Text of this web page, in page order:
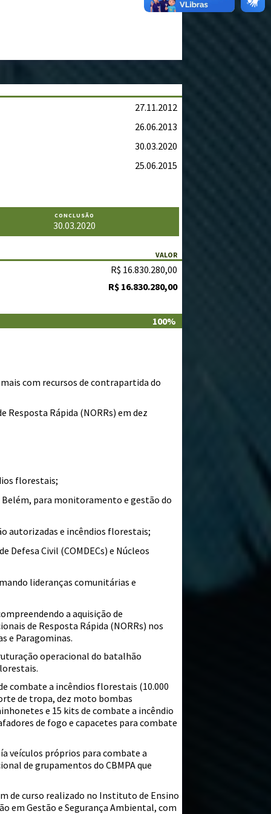
27.11.2012
26.06.2013
30.03.2020
25.06.2015
CONCLUSÃO
30.03.2020
VALOR
R$ 16.830.280,00
R$ 16.830.280,00
100%
com recursos de contrapartida do
Rápida (NORRs) em dez
florestais;
para monitoramento e gestão do
autorizadas e incêndios florestais;
Civil (COMDECs) e Núcleos
lideranças comunitárias e
a aquisição de
de Resposta Rápida (NORRs) nos
e Paragominas.
operacional do batalhão
combate a incêndios florestais (10.000
de tropa, dez moto bombas
e 15 kits de combate a incêndio
de fogo e capacetes para combate
veículos próprios para combate a
de grupamentos do CBMPA que
de curso realizado no Instituto de Ensino
em Gestão e Segurança Ambiental, com